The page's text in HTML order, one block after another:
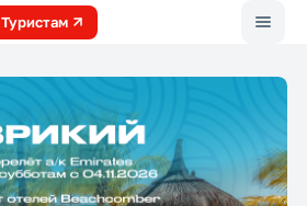
Туристам